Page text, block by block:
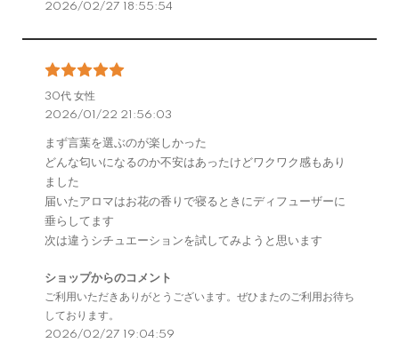
2026/02/27 18:55:54
30代 女性
2026/01/22 21:56:03
まず言葉を選ぶのが楽しかった
どんな匂いになるのか不安はあったけどワクワク感もあり
ました
届いたアロマはお花の香りで寝るときにディフューザーに
垂らしてます
次は違うシチュエーションを試してみようと思います
ショップからのコメント
ご利用いただきありがとうございます。ぜひまたのご利用お待ち
しております。
2026/02/27 19:04:59